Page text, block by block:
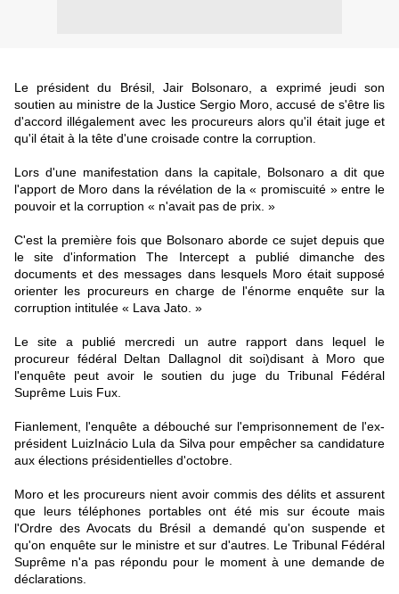
Le président du Brésil, Jair Bolsonaro, a exprimé jeudi son
soutien au ministre de la Justice Sergio Moro, accusé de s'être lis
d'accord illégalement avec les procureurs alors qu'il était juge et
qu'il était à la tête d'une croisade contre la corruption.
Lors d'une manifestation dans la capitale, Bolsonaro a dit que
l'apport de Moro dans la révélation de la « promiscuité » entre le
pouvoir et la corruption « n'avait pas de prix. »
C'est la première fois que Bolsonaro aborde ce sujet depuis que
le site d'information The Intercept a publié dimanche des
documents et des messages dans lesquels Moro était supposé
orienter les procureurs en charge de l'énorme enquête sur la
corruption intitulée « Lava Jato. »
Le site a publié mercredi un autre rapport dans lequel le
procureur fédéral Deltan Dallagnol dit soi)disant à Moro que
l'enquête peut avoir le soutien du juge du Tribunal Fédéral
Suprême Luis Fux.
Fianlement, l'enquête a débouché sur l'emprisonnement de l'ex-
président LuizInácio Lula da Silva pour empêcher sa candidature
aux élections présidentielles d'octobre.
Moro et les procureurs nient avoir commis des délits et assurent
que leurs téléphones portables ont été mis sur écoute mais
l'Ordre des Avocats du Brésil a demandé qu'on suspende et
qu'on enquête sur le ministre et sur d'autres. Le Tribunal Fédéral
Suprême n'a pas répondu pour le moment à une demande de
déclarations.